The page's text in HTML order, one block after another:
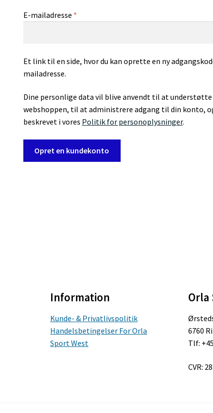
E-mailadresse *Påkrævet
Et link til en side, hvor du kan oprette en ny
mailadresse.
Dine personlige data vil blive anvendt til at
webshoppen, til at administrere adgang til din konto,
beskrevet i vores Politik for personoplysninger.
Opret en kundekonto
Information
Kunde- & Privatlivspolitik
Handelsbetingelser For Orla
Sport West
Orla
6760
Tlf:
CVR: